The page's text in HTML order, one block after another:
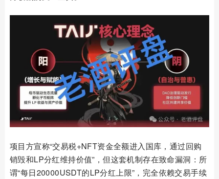
项目方宣称“交易税+NFT资金全额进入国库，通过回购
销毁和LP分红维持价值”，但这套机制存在致命漏洞：所
谓“每日20000USDT的LP分红上限”，完全依赖交易手续